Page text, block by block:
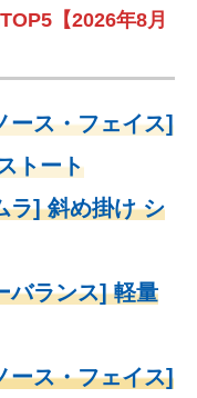
【2026年8月
ース・フェイス]
トート
ラ] 斜め掛け シ
バランス] 軽量
ース・フェイス]